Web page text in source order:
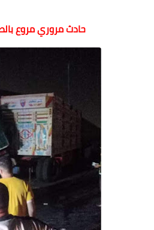
حادث مروري مروع